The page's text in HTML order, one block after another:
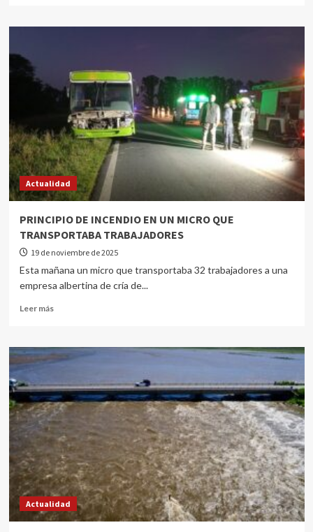
Actualidad
PRINCIPIO DE INCENDIO EN UN MICRO QUE
TRANSPORTABA TRABAJADORES
19 de noviembre de 2025
Esta mañana un micro que transportaba 32 trabajadores a una
empresa albertina de cría de...
Leer más
Actualidad